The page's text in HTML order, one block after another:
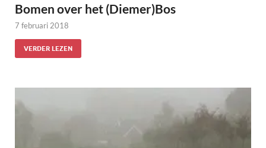
Bomen over het (Diemer)Bos
7 februari 2018
VERDER LEZEN